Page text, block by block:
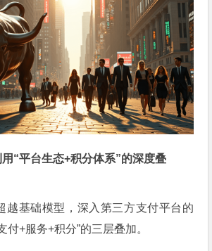
“平台生态+积分体系”的深度叠
越基础模型，深入第三方支付平台的
付+服务+积分”的三层叠加。